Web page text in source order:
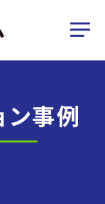
ン事例